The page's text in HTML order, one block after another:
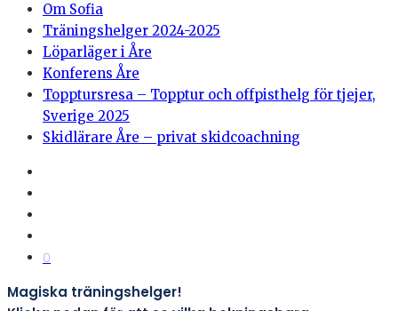
Om Sofia
Träningshelger 2024-2025
Löparläger i Åre
Konferens Åre
Topptursresa – Topptur och offpisthelg för tjejer,
Sverige 2025
Skidlärare Åre – privat skidcoachning
0
Magiska träningshelger!